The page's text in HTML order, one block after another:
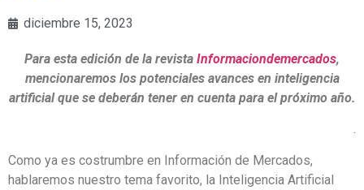
diciembre 15, 2023
Para esta edición de la revista Informaciondemercados,
mencionaremos los potenciales avances en inteligencia
artificial que se deberán tener en cuenta para el próximo año.
.
Como ya es costrumbre en Información de Mercados,
hablaremos nuestro tema favorito, la Inteligencia Artificial